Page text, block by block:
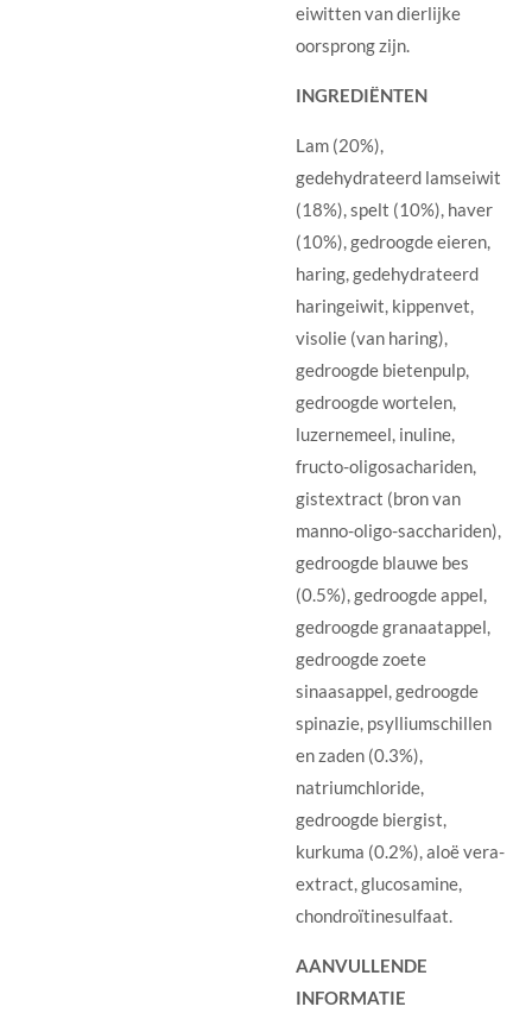
eiwitten van dierlijke
oorsprong zijn.
INGREDIËNTEN
Lam (20%),
gedehydrateerd lamseiwit
(18%), spelt (10%), haver
(10%), gedroogde eieren,
haring, gedehydrateerd
haringeiwit, kippenvet,
visolie (van haring),
gedroogde bietenpulp,
gedroogde wortelen,
luzernemeel, inuline,
fructo-oligosachariden,
gistextract (bron van
manno-oligo-sacchariden),
gedroogde blauwe bes
(0.5%), gedroogde appel,
gedroogde granaatappel,
gedroogde zoete
sinaasappel, gedroogde
spinazie, psylliumschillen
en zaden (0.3%),
natriumchloride,
gedroogde biergist,
kurkuma (0.2%), aloë vera-
extract, glucosamine,
chondroïtinesulfaat.
AANVULLENDE
INFORMATIE